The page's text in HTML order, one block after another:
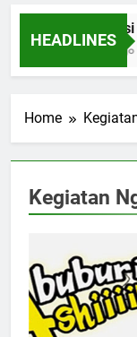
HEADLINES
2 Bulan Ago
Home
Kegiatan